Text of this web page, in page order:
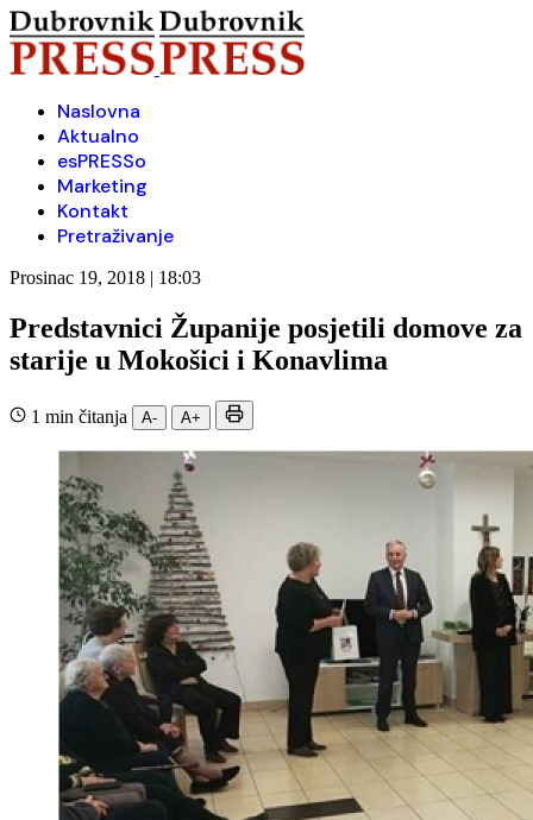
Naslovna
Aktualno
esPRESSo
Marketing
Kontakt
Pretraživanje
Prosinac 19, 2018 | 18:03
Predstavnici Županije posjetili domove za
starije u Mokošici i Konavlima
1 min čitanja A- A+